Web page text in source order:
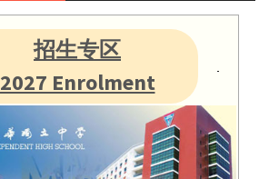
招生专区
2027 Enrolment